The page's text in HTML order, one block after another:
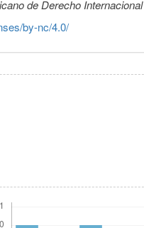
de Derecho Internacional
by-nc/4.0/